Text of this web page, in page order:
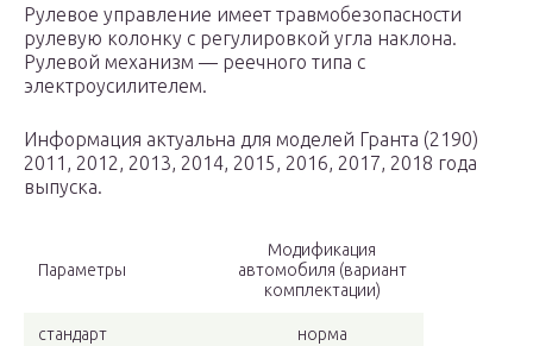
Рулевое управление имеет травмобезопасности
рулевую колонку с регулировкой угла наклона.
Рулевой механизм — реечного типа с
электроусилителем.
Информация актуальна для моделей Гранта (2190)
2011, 2012, 2013, 2014, 2015, 2016, 2017, 2018 года
выпуска.
Параметры
Модификация
автомобиля (вариант
комплектации)
стандарт норма